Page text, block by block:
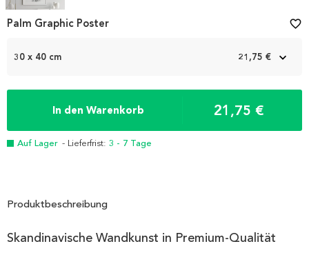
Item
1
30 x 40 cm 21,75 €
In den Warenkorb 21,75 €
Auf Lager - Lieferfrist: 3 - 7 Tage
Palm Graphic Poster favorite_border
Produktbeschreibung
Skandinavische Wandkunst in Premium-Qualität